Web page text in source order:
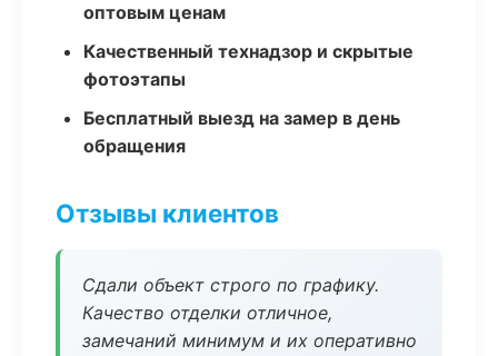
оптовым ценам
Качественный технадзор и скрытые
фотоэтапы
Бесплатный выезд на замер в день
обращения
Отзывы клиентов
Сдали объект строго по графику.
Качество отделки отличное,
замечаний минимум и их оперативно